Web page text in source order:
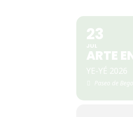
23
JUL
ARTE
YE-YÉ 2026
Paseo de